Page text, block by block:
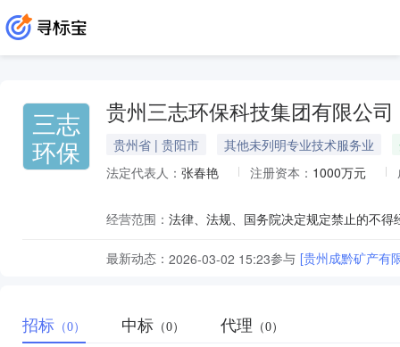
三志
环保
贵州三志环保科技集团有限公司
贵州省 | 贵阳市 其他未列明专业技术服务业
法定代表人： 张春艳 注册资本： 1000万元
经营范围：
最新动态： 2026-03-02 15:23参与 [贵州成黔矿产有
招标 （0） 中标 （0） 代理 （0）